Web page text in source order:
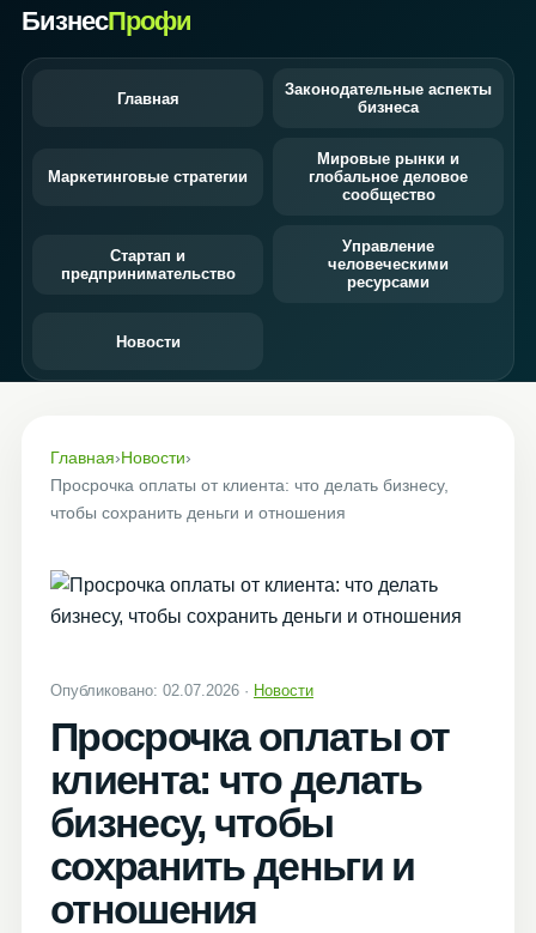
БизнесПрофи
Главная
Законодательные аспекты
бизнеса
Маркетинговые стратегии
Мировые рынки и
глобальное деловое
сообщество
Стартап и
предпринимательство
Управление
человеческими
ресурсами
Новости
Главная›Новости›
Просрочка оплаты от клиента: что делать бизнесу,
чтобы сохранить деньги и отношения
Опубликовано: 02.07.2026 · Новости
Просрочка оплаты от
клиента: что делать
бизнесу, чтобы
сохранить деньги и
отношения